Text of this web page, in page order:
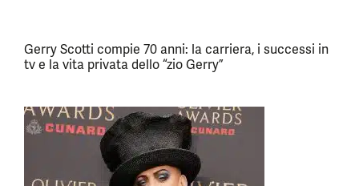
Gerry Scotti compie 70 anni: la carriera, i successi in
tv e la vita privata dello “zio Gerry”